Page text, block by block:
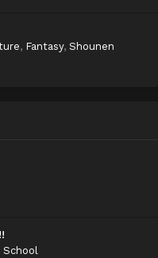
, Fantasy, Shounen
School